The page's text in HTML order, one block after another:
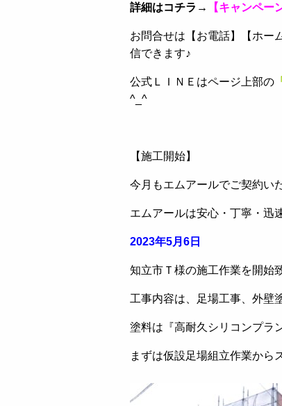
詳細はコチラ→ 【キャンペー
お問合せは【お電話】【ホー
信できます♪
公式ＬＩＮＥはページ上部の
^_^
【施工開始】
今月もエムアールでご契約い
エムアールは安心・丁寧・迅
2023年5月6日
知立市Ｔ様の施工作業を開始
工事内容は、足場工事、外壁
塗料は『高耐久シリコンプラ
まずは仮設足場組立作業から